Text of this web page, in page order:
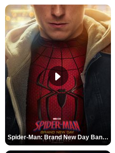
Spider-Man: Brand New Day Bande-annonce VO STFR